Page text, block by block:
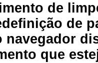
de
de
navegador
que